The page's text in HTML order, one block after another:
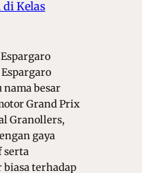
Kelas
nama besar
Grand Prix
Granollers,
gaya
serta
biasa terhadap